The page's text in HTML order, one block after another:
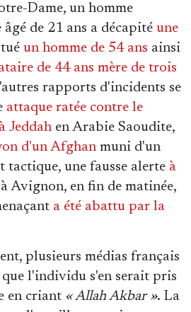
Dame, un homme
de 21 ans a décapité une
un homme de 54 ans ainsi
de 44 ans mère de trois
rapports d'incidents se
attaque ratée contre le
Jeddahen Arabie Saoudite,
d'un Afghanmuni d'un
tactique, une fausse alerte à
Avignon, en fin de matinée,
a été abattu par la
plusieurs médias français
l'individu s'en serait pris
en criant « Allah Akbar ». La